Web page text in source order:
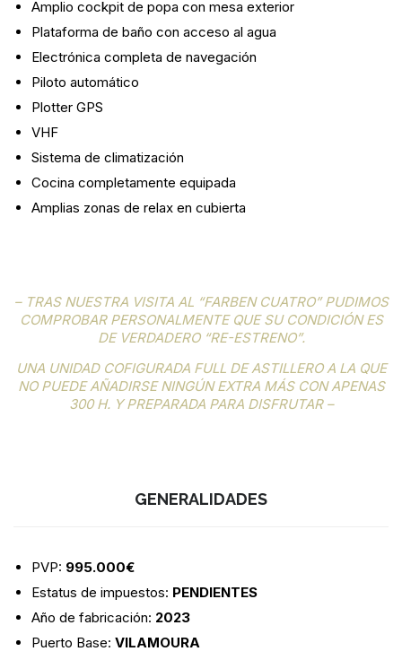
Amplio cockpit de popa con mesa exterior
Plataforma de baño con acceso al agua
Electrónica completa de navegación
Piloto automático
Plotter GPS
VHF
Sistema de climatización
Cocina completamente equipada
Amplias zonas de relax en cubierta
– TRAS NUESTRA VISITA AL “FARBEN CUATRO” PUDIMOS
COMPROBAR PERSONALMENTE QUE SU CONDICIÓN ES
DE VERDADERO “RE-ESTRENO”.
UNA UNIDAD COFIGURADA FULL DE ASTILLERO A LA QUE
NO PUEDE AÑADIRSE NINGÚN EXTRA MÁS CON APENAS
300 H. Y PREPARADA PARA DISFRUTAR –
GENERALIDADES
PVP: 995.000€
Estatus de impuestos: PENDIENTES
Año de fabricación: 2023
Puerto Base: VILAMOURA